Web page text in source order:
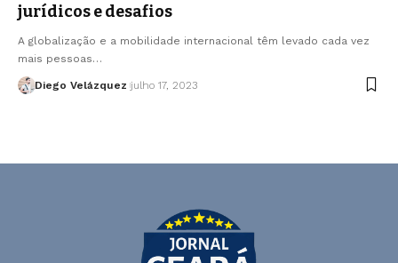
jurídicos e desafios
A globalização e a mobilidade internacional têm levado cada vez
mais pessoas…
Diego Velázquez julho 17, 2023